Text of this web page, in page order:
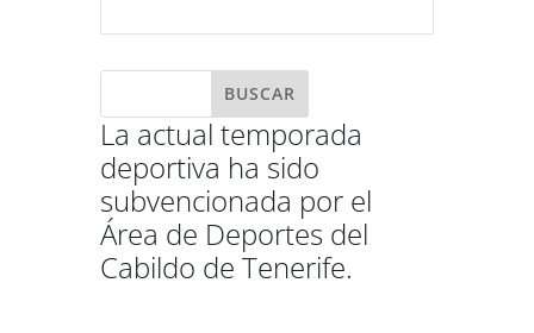
La actual temporada
deportiva ha sido
subvencionada por el
Área de Deportes del
Cabildo de Tenerife.